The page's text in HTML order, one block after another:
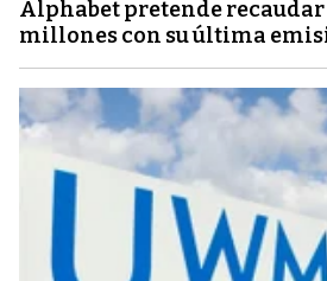
Alphabet pretende recaudar
millones con su última